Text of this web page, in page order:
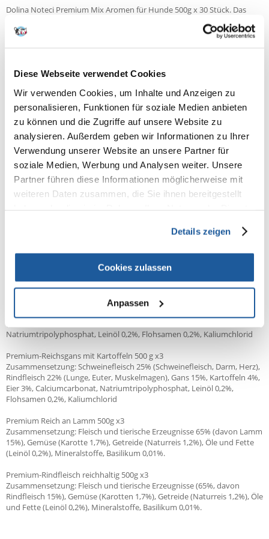
Diese Webseite verwendet Cookies
Wir verwenden Cookies, um Inhalte und Anzeigen zu
personalisieren, Funktionen für soziale Medien anbieten
zu können und die Zugriffe auf unsere Website zu
analysieren. Außerdem geben wir Informationen zu Ihrer
Verwendung unserer Website an unsere Partner für
soziale Medien, Werbung und Analysen weiter. Unsere
Partner führen diese Informationen möglicherweise mit
weiteren Daten zusammen, die Sie ihnen bereitgestellt
Details zeigen
Cookies zulassen
Anpassen
Dolina Noteci Premium Mix Aromen für Hunde 500g x 30 Stück. Das
Calciumcarbonat, Natriumtripolyphosphat, Leinöl 0,2%, Flohsamen,
Reichhaltiges Premium-Huhn 500g x3
Zusammensetzung: Fleisch und tierische Erzeugnisse (65%, davon Huhn
15%), Gemüse (Karotten 1,7%), Getreide (Naturreis 1,2%), Öle und Fette
(Leinöl 0,2%), Mineralstoffe, Basilikum 0,01%.
Premium reich an Pute 500g x3
Zusammensetzung: Fleisch und Erzeugnisse tierischen Ursprungs (65%
inkl. Pute 15%), Gemüse (Karotten 1,7%), Getreide (Naturreis 1,2%), Öle
und Fette (Leinöl 0,2%), Mineralstoffe, Basilikum 0,01%
Zusammensetzung: Schweinefleisch 26% (Leber, Herz, Schweinefleisch),
0,2%, Kaliumchlorid, Basilikum 0,01%.
Premium Rich Kaninchen mit Cranberry 500 g x3
Zusammensetzung: Schweinefleisch 25% (Schweinefleisch, Innereien,
Natriumtripolyphosphat, Leinöl 0,2%, Flohsamen 0,2%, Kaliumchlorid
Premium-Reichsgans mit Kartoffeln 500 g x3
Zusammensetzung: Schweinefleisch 25% (Schweinefleisch, Darm, Herz),
Rindfleisch 22% (Lunge, Euter, Muskelmagen), Gans 15%, Kartoffeln 4%,
Eier 3%, Calciumcarbonat, Natriumtripolyphosphat, Leinöl 0,2%,
Flohsamen 0,2%, Kaliumchlorid
Premium Reich an Lamm 500g x3
Zusammensetzung: Fleisch und tierische Erzeugnisse 65% (davon Lamm
15%), Gemüse (Karotte 1,7%), Getreide (Naturreis 1,2%), Öle und Fette
(Leinöl 0,2%), Mineralstoffe, Basilikum 0,01%.
Premium-Rindfleisch reichhaltig 500g x3
Zusammensetzung: Fleisch und tierische Erzeugnisse (65%, davon
Rindfleisch 15%), Gemüse (Karotten 1,7%), Getreide (Naturreis 1,2%), Öle
und Fette (Leinöl 0,2%), Mineralstoffe, Basilikum 0,01%.